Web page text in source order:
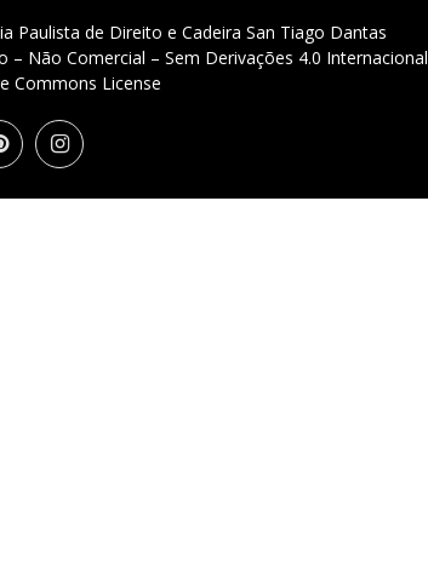
Paulista de Direito e Cadeira San Tiago Dantas
– Não Comercial – Sem Derivações 4.0 Internacional
Commons License